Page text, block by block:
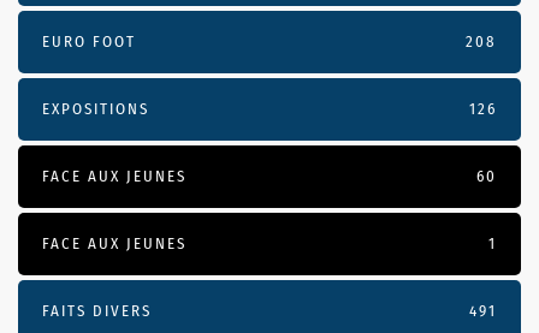
EURO FOOT 208
EXPOSITIONS 126
FACE AUX JEUNES 60
FACE AUX JEUNES 1
FAITS DIVERS 491